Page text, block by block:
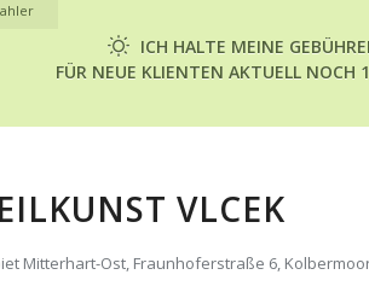
ICH HALTE MEINE
FÜR NEUE KLIENTEN AKTUELL NOCH
VLCEK
Mitterhart-Ost, Fraunhoferstraße 6,